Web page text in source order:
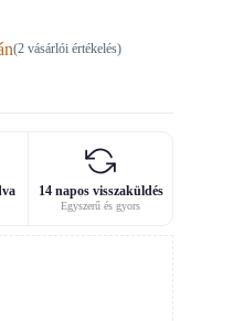
(2 vásárlói értékelés)
14 napos visszaküldés
Egyszerű és gyors